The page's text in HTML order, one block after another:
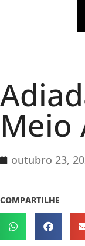
Meio
outubro 23,
COMPARTILHE